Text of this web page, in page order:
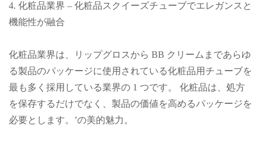
4. 化粧品業界 – 化粧品スクイーズチューブでエレガンスと
機能性が融合
化粧品業界は、リップグロスから BB クリームまであらゆ
る製品のパッケージに使用されている化粧品用チューブを
最も多く採用している業界の 1 つです。 化粧品は、処方
を保存するだけでなく、製品の価値を高めるパッケージを
必要とします。’の美的魅力。